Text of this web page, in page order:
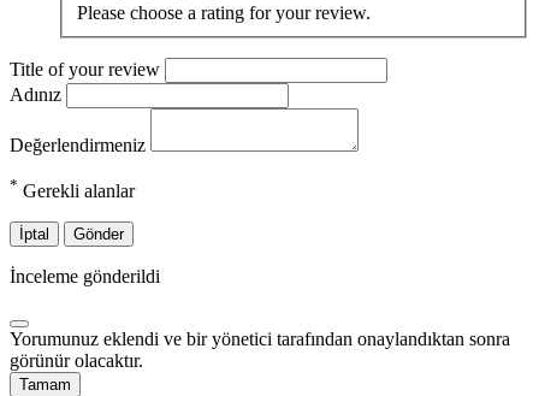
Please choose a rating for your review.
Title of your review
Adınız
Değerlendirmeniz
* Gerekli alanlar
İptal Gönder
İnceleme gönderildi
Yorumunuz eklendi ve bir yönetici tarafından onaylandıktan sonra
görünür olacaktır.
Tamam